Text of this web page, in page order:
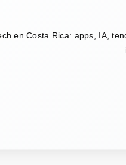
en Costa Rica: apps, IA,